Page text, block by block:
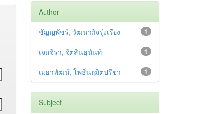
Author
1
ชัญญพัชร์, วัฒนากิจรุ่งเรือง
1
เจนจิรา, จิตสินธุนันท์
1
เมธาพัฒน์, โพธิ์นฤมิตปรีชา
Subject